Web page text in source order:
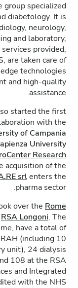
group specialized
diabetology. It is
neurology,
and laboratory,
provided,
are taken care of
technologies
and high-quality
assistance.
started the first
with the
of Campania
University
Research
acquisition of the
srlenters the
pharma sector.
over the Rome
RSA Longoni. The
have a total of
(including 10
unit), 24 dialysis
108 at the RSA
and Integrated
with the NHS.